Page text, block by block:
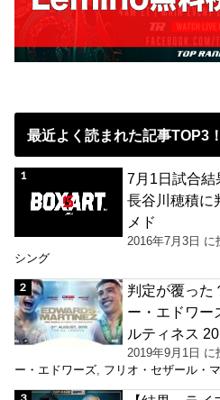
最近よく読まれた記事TOP3！
7月1日試合結
長谷川穂積に
メド
2016年7月3日 に
シング
判定が覆った
ー・エドワー
ルティネス
2019年9月1日 に
ー・エドワーズ フリオ・セザール・